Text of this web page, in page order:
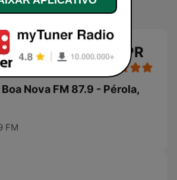
87.9 - Pérola, PR
Nova FM 87.9 - Pérola,
FM